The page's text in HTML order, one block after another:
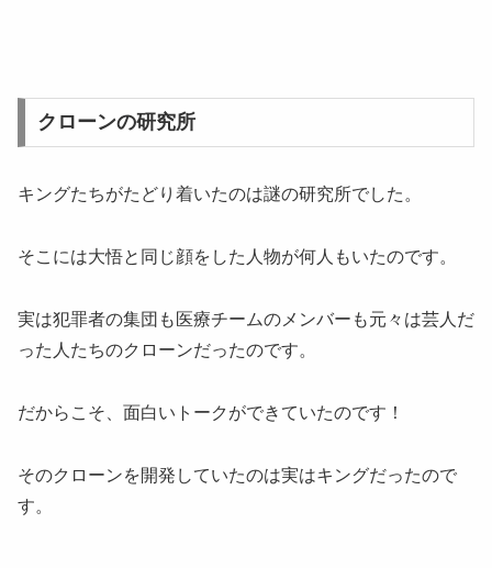
クローンの研究所
キングたちがたどり着いたのは謎の研究所でした。
そこには大悟と同じ顔をした人物が何人もいたのです。
実は犯罪者の集団も医療チームのメンバーも元々は芸人だ
った人たちのクローンだったのです。
だからこそ、面白いトークができていたのです！
そのクローンを開発していたのは実はキングだったので
す。